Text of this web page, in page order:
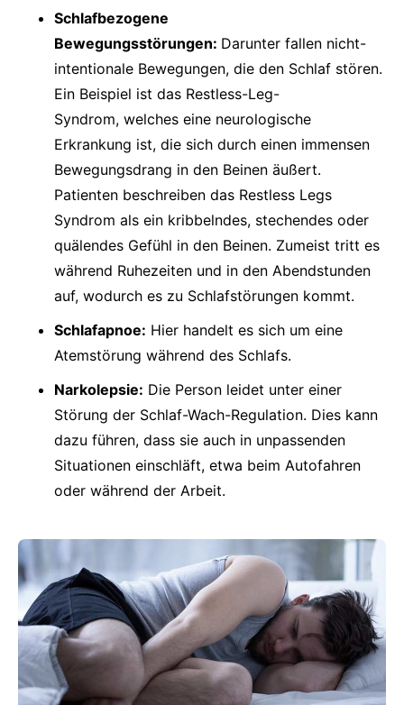
Schlafbezogene
Bewegungsstörungen: Darunter fallen nicht-
intentionale Bewegungen, die den Schlaf stören.
Ein Beispiel ist das Restless-Leg-
Syndrom, welches eine neurologische
Erkrankung ist, die sich durch einen immensen
Bewegungsdrang in den Beinen äußert.
Patienten beschreiben das Restless Legs
Syndrom als ein kribbelndes, stechendes oder
quälendes Gefühl in den Beinen. Zumeist tritt es
während Ruhezeiten und in den Abendstunden
auf, wodurch es zu Schlafstörungen kommt.
Schlafapnoe: Hier handelt es sich um eine
Atemstörung während des Schlafs.
Narkolepsie: Die Person leidet unter einer
Störung der Schlaf-Wach-Regulation. Dies kann
dazu führen, dass sie auch in unpassenden
Situationen einschläft, etwa beim Autofahren
oder während der Arbeit.